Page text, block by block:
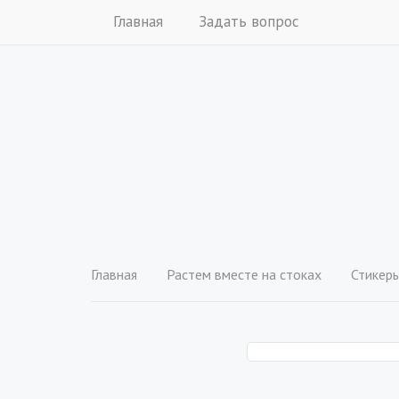
Главная Задать вопрос
Главная Растем вместе на стоках